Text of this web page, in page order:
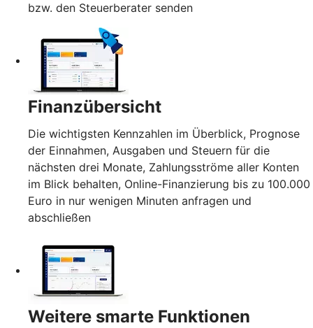
bzw. den Steuerberater senden
Finanzübersicht
Die wichtigsten Kennzahlen im Überblick, Prognose
der Einnahmen, Ausgaben und Steuern für die
nächsten drei Monate, Zahlungsströme aller Konten
im Blick behalten, Online-Finanzierung bis zu 100.000
Euro in nur wenigen Minuten anfragen und
abschließen
Weitere smarte Funktionen